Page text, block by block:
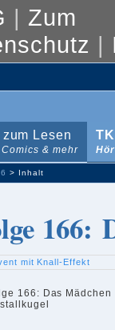
| Zum
|
Lesen
& mehr
> Inhalt
166:
mit Knall-Effekt